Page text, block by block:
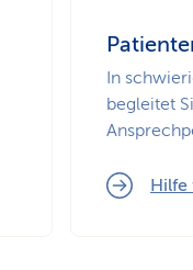
In
begleitet
Hilfe